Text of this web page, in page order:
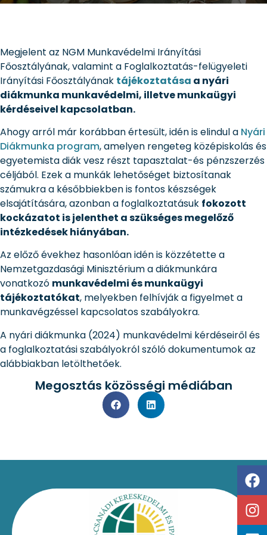
Megjelent az NGM Munkavédelmi Irányítási
Főosztályának, valamint a Foglalkoztatás-felügyeleti
Irányítási Főosztályának tájékoztatása a nyári
diákmunka munkavédelmi, illetve munkaügyi
kérdéseivel kapcsolatban.
Ahogy arról már korábban értesült, idén is elindul a Nyári
Diákmunka program, amelyen rengeteg középiskolás és
egyetemista diák vesz részt tapasztalat-és pénzszerzés
céljából. Ezek a munkák lehetőséget biztosítanak
számukra a későbbiekben is fontos készségek
elsajátítására, azonban a foglalkoztatásuk fokozott
kockázatot is jelenthet a szükséges megelőző
intézkedések hiányában.
Az előző évekhez hasonlóan idén is közzétette a
Nemzetgazdasági Minisztérium a diákmunkára
vonatkozó munkavédelmi és munkaügyi
tájékoztatókat, melyekben felhívják a figyelmet a
munkavégzéssel kapcsolatos szabályokra.
A nyári diákmunka (2024) munkavédelmi kérdéseiről és
a foglalkoztatási szabályokról szóló dokumentumok az
alábbiakban letölthetőek.
Megosztás közösségi médiában